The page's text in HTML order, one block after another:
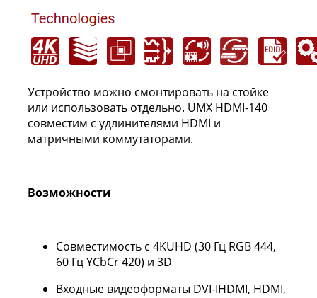
Устройство можно смонтировать на стойке
или использовать отдельно. UMX HDMI-140
совместим с удлинителями HDMI и
матричными коммутаторами.
Возможности
Совместимость с 4KUHD (30 Гц RGB 444,
60 Гц YCbCr 420) и 3D
Входные видеоформаты DVI-IHDMI, HDMI,